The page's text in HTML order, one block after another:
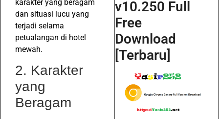
karakter yang beragam
dan situasi lucu yang
terjadi selama
petualangan di hotel
mewah.
2. Karakter
yang
Beragam
v10.250 Full
Free
Download
[Terbaru]